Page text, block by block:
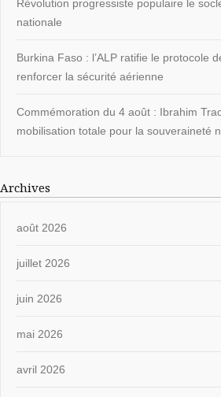
Révolution progressiste populaire le
nationale
Burkina Faso : l’ALP ratifie le protocole
renforcer la sécurité aérienne
Commémoration du 4 août : Ibrahim
mobilisation totale pour la souveraineté
Archives
août 2026
juillet 2026
juin 2026
mai 2026
avril 2026